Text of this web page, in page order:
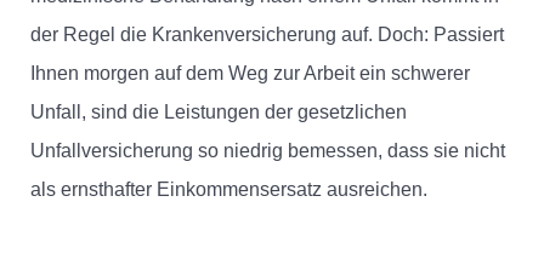
der Regel die Krankenversicherung auf. Doch: Passiert
Ihnen morgen auf dem Weg zur Arbeit ein schwerer
Unfall, sind die Leistungen der gesetzlichen
Unfallversicherung so niedrig bemessen, dass sie nicht
als ernsthafter Einkommensersatz ausreichen.